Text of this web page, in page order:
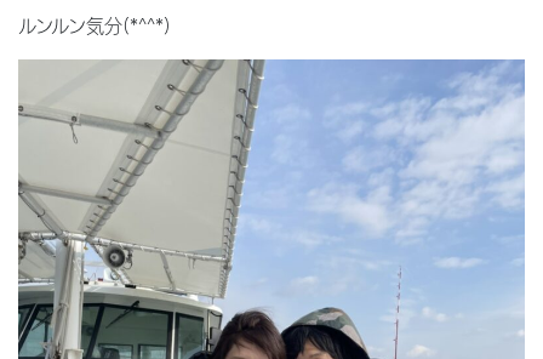
ルンルン気分(*^^*)